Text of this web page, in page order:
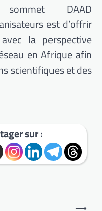
DAAD
est d’offrir
la perspective
en Afrique afin
scientifiques et des
sur :
⟶